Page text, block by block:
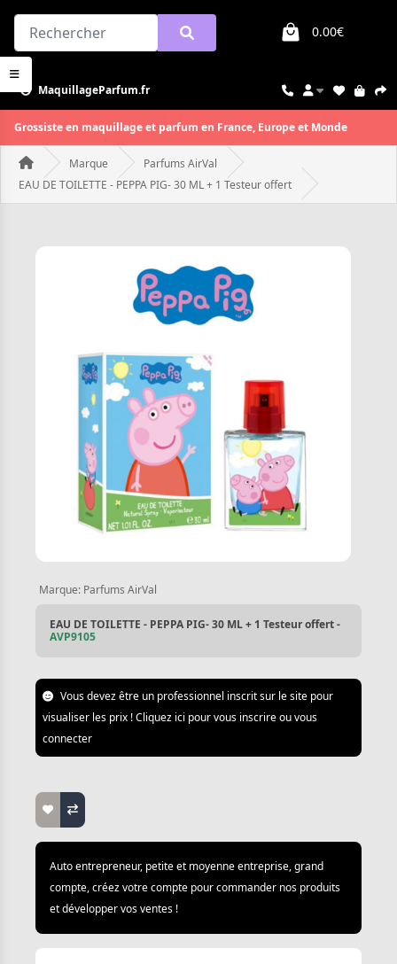
0.00€
MaquillageParfum.fr
Grossiste en maquillage et parfum en France, Europe et Monde
Marque
Parfums AirVal
EAU DE TOILETTE - PEPPA PIG- 30 ML + 1 Testeur offert
Marque: Parfums AirVal
EAU DE TOILETTE - PEPPA PIG- 30 ML + 1 Testeur offert -
AVP9105
Vous devez être un professionnel inscrit sur le site pour
visualiser les prix ! Cliquez ici pour vous inscrire ou vous
connecter
Auto entrepreneur, petite et moyenne entreprise, grand
compte, créez votre compte pour commander nos produits
et développer vos ventes !